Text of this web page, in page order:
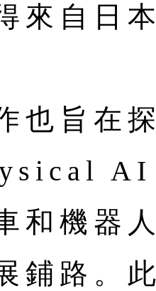
來自日
也旨在
AI
和機器
鋪路。